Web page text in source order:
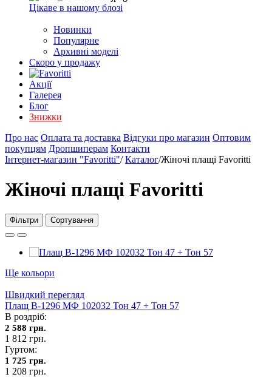
Цікаве в нашому блозі
Новинки
Популярне
Архивні моделі
Скоро у продажу
Акції
Галерея
Блог
Знижки
Про нас Оплата та доставка Відгуки про магазин Оптовим
покупцям Дропшиперам Контакти
Інтернет-магазин "Favoritti"/ Каталог/Жіночі плащі Favoritti
Жіночі плащі Favoritti
Фільтри Сортування
Ще кольори
Швидкий перегляд
Плащ В-1296 МФ 102032 Тон 47 + Тон 57
В роздріб:
2 588 грн.
1 812 грн.
Гуртом:
1 725 грн.
1 208 грн.